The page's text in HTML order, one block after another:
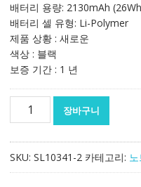
배터리 용량: 2130mAh
배터리 셀 유형: Li-Polymer
제품 상황 : 새로운
색상 : 블랙
보증 기간 : 1 년
터
장바구니
SKU: SL10341-2 카테고리: